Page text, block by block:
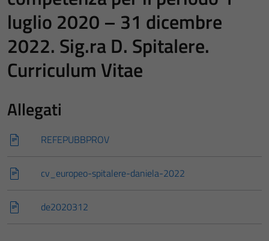
luglio 2020 – 31 dicembre
2022. Sig.ra D. Spitalere.
Curriculum Vitae
Allegati
REFEPUBBPROV
cv_europeo-spitalere-daniela-2022
de2020312